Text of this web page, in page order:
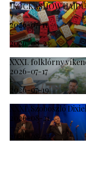
KOCKASHOW
2026-07-11
-
2026-08-23
XXXI. folklórny
2026-07-17
-
2026-07-19
XXXI. Szoboszló
2026-08-21
-
2026-08-23